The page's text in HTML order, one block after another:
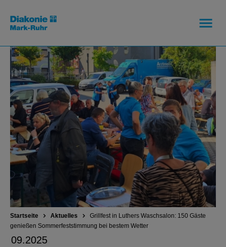
Startseite Aktuelles
Grillfest in Luthers Waschsalon: 150 Gäste
genießen Sommerfeststimmung bei bestem Wetter
09.2025